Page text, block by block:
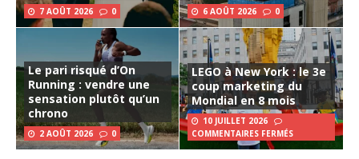
7 AOÛT 2026 0 6 AOÛT 2026 0
Le pari risqué d’On
Running : vendre une
sensation plutôt qu’un
chrono
2 AOÛT 2026 0
LEGO à New York : le 3e
coup marketing du
Mondial en 8 mois
10 JUILLET 2026
COMMENTAIRES FERMÉS